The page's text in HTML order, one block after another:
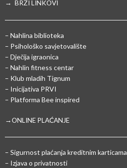
→ BRZI LINKOVI
– Nahlina biblioteka
– Psihološko savjetovalište
– Dječija igraonica
– Nahlin fitness centar
– Klub mladih Tignum
– Inicijativa PRVI
– Platforma Bee inspired
→ONLINE PLAĆANJE
– Sigurnost plaćanja kreditnim karticama
– Izjava o privatnosti